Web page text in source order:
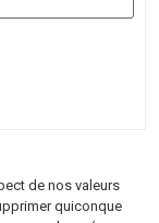
de nos valeurs
quiconque